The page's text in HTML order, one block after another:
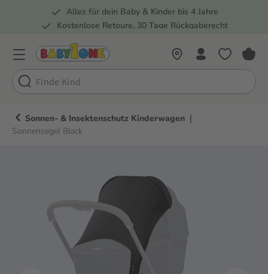
Zur Hauptnavigation springen
Alles für dein Baby & Kinder bis 4 Jahre
Kostenlose Retoure, 30 Tage Rückgaberecht
Sonnen- & Insektenschutz Kinderwagen |
Sonnensegel Black